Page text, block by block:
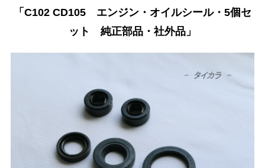
「C102 CD105 エンジン・オイルシール・5個セ
ット 純正部品・社外品」